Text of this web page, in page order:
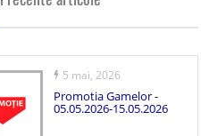
Accesorii Baterii
5 mai, 2026
Promotia Gamelor -
05.05.2026-15.05.2026